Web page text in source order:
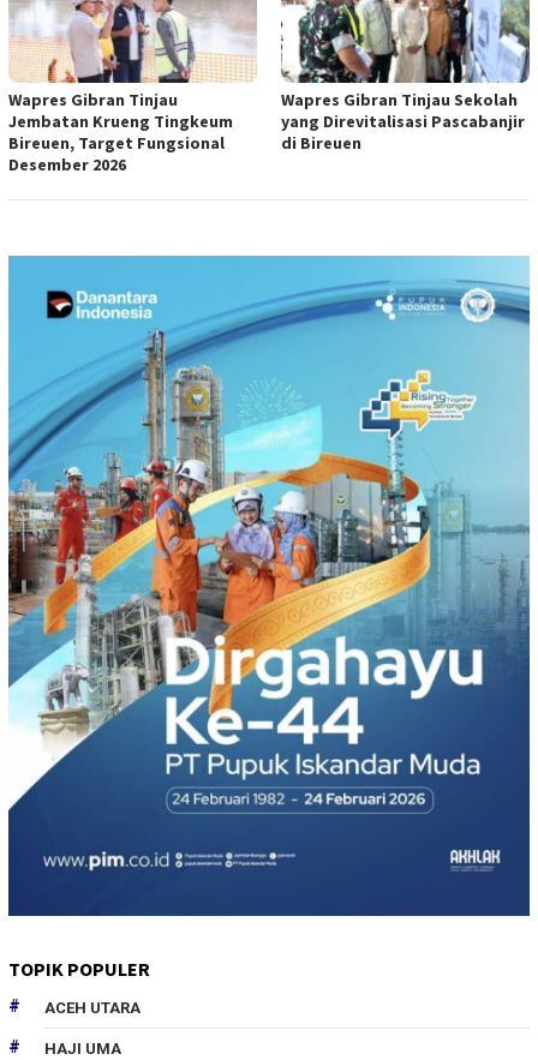
Wapres Gibran Tinjau
Jembatan Krueng Tingkeum
Bireuen, Target Fungsional
Desember 2026
Wapres Gibran Tinjau Sekolah
yang Direvitalisasi Pascabanjir
di Bireuen
TOPIK POPULER
ACEH UTARA
HAJI UMA